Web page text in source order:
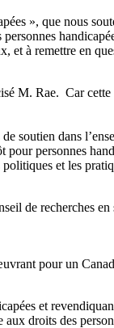
», que nous
et à remettre en
M. Rae. Car
soutien dans
personnes
et les
de recherches
pour un
et
droits des